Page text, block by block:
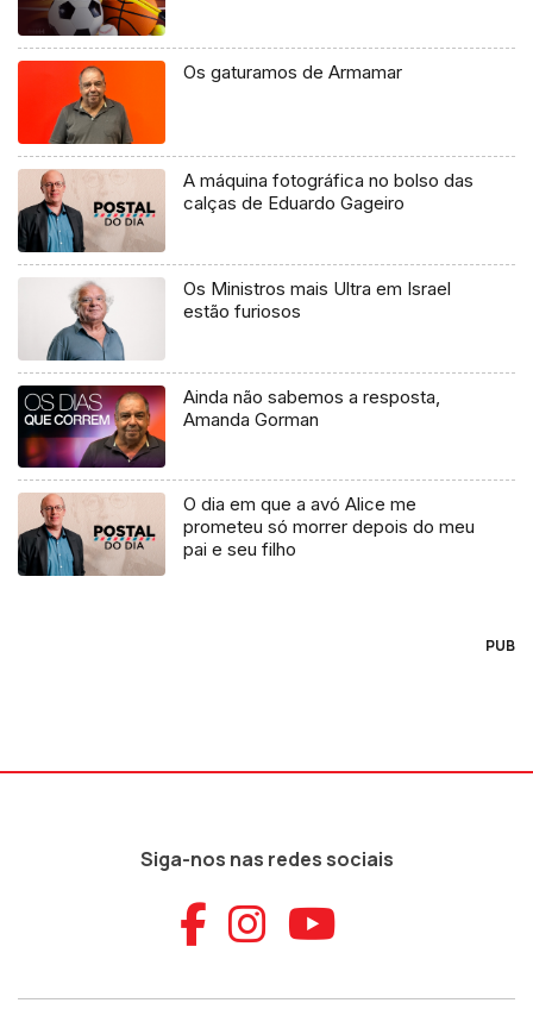
Os gaturamos de Armamar
A máquina fotográfica no bolso das
calças de Eduardo Gageiro
Os Ministros mais Ultra em Israel
estão furiosos
Ainda não sabemos a resposta,
Amanda Gorman
O dia em que a avó Alice me
prometeu só morrer depois do meu
pai e seu filho
PUB
Siga-nos nas redes sociais
Aceder ao
Aceder ao
Aceder